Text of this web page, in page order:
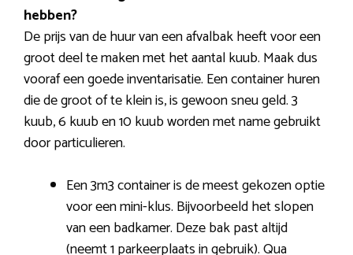
hebben?
De prijs van de huur van een afvalbak heeft voor een
groot deel te maken met het aantal kuub. Maak dus
vooraf een goede inventarisatie. Een container huren
die de groot of te klein is, is gewoon sneu geld. 3
kuub, 6 kuub en 10 kuub worden met name gebruikt
door particulieren.
Een 3m3 container is de meest gekozen optie
voor een mini-klus. Bijvoorbeeld het slopen
van een badkamer. Deze bak past altijd
(neemt 1 parkeerplaats in gebruik). Qua